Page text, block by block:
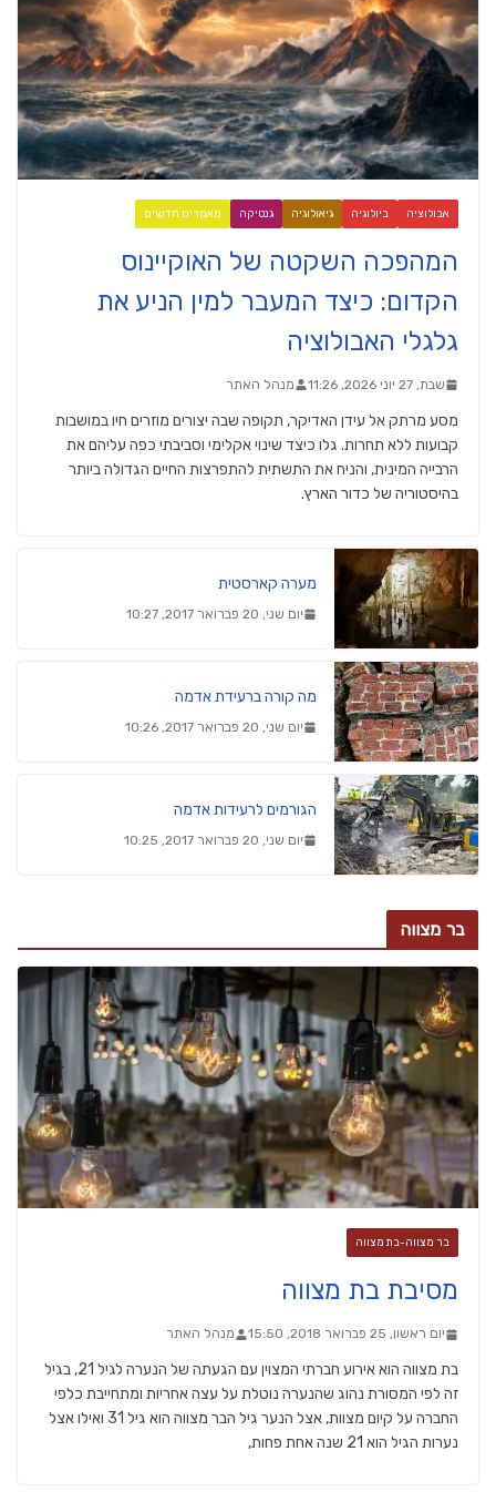
אבולוציה ביולוגיה גיאולוגיה גנטיקה מאמרים חדשים
המהפכה השקטה של האוקיינוס
הקדום: כיצד המעבר למין הניע את
גלגלי האבולוציה
שבת, 27 יוני 2026, 11:26 מנהל האתר
מסע מרתק אל עידן האדיקר, תקופה שבה יצורים מוזרים חיו במושבות
קבועות ללא תחרות. גלו כיצד שינוי אקלימי וסביבתי כפה עליהם את
הרבייה המינית, והניח את התשתית להתפרצות החיים הגדולה ביותר
בהיסטוריה של כדור הארץ.
מערה קארסטית
יום שני, 20 פברואר 2017, 10:27
מה קורה ברעידת אדמה
יום שני, 20 פברואר 2017, 10:26
הגורמים לרעידות אדמה
יום שני, 20 פברואר 2017, 10:25
בר מצווה
בר מצווה-בת מצווה
מסיבת בת מצווה
יום ראשון, 25 פברואר 2018, 15:50 מנהל האתר
בת מצווה הוא אירוע חברתי המצוין עם הגעתה של הנערה לגיל 21, בגיל
זה לפי המסורת נהוג שהנערה נוטלת על עצה אחריות ומתחייבת כלפי
החברה על קיום מצוות, אצל הנער גיל הבר מצווה הוא גיל 31 ואילו אצל
נערות הגיל הוא 21 שנה אחת פחות,